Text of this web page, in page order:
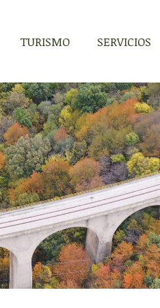
TURISMO SERVICIOS